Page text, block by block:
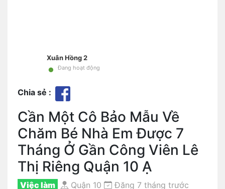
Xuân Hồng 2
• Đang hoạt động
Chia sẻ :
Cần Một Cô Bảo Mẫu Về
Chăm Bé Nhà Em Được 7
Tháng Ở Gần Công Viên Lê
Thị Riêng Quận 10 Ạ
Việc làm Quận 10 Đăng 7 tháng trước